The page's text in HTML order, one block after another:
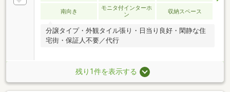
南向き
モニタ付インターホ
ン
収納スペース
分譲タイプ・外観タイル張り・日当り良好・閑静な住
宅街・保証人不要／代行
残り1件を表示する